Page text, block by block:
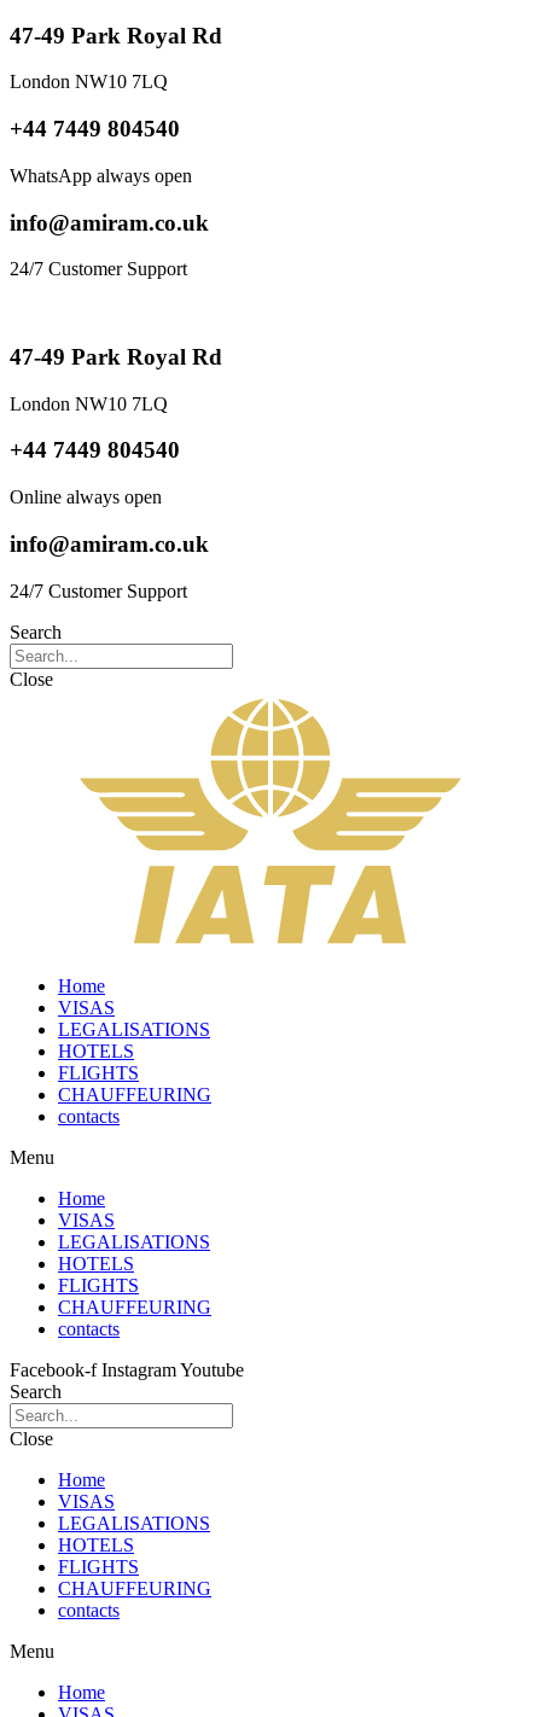
47-49 Park Royal Rd
London NW10 7LQ
+44 7449 804540
WhatsApp always open
info@amiram.co.uk
24/7 Customer Support
47-49 Park Royal Rd
London NW10 7LQ
+44 7449 804540
Online always open
info@amiram.co.uk
24/7 Customer Support
Search
Close
Home
VISAS
LEGALISATIONS
HOTELS
FLIGHTS
CHAUFFEURING
contacts
Menu
Home
VISAS
LEGALISATIONS
HOTELS
FLIGHTS
CHAUFFEURING
contacts
Facebook-f InstagramYoutube
Search
Close
Home
VISAS
LEGALISATIONS
HOTELS
FLIGHTS
CHAUFFEURING
contacts
Menu
Home